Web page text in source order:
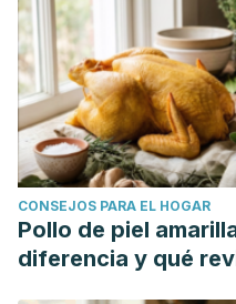
CONSEJOS PARA EL HOGAR
Pollo de piel
diferencia y qué